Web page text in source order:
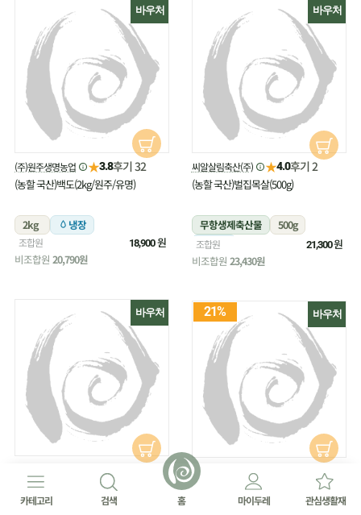
바우처
(주)원주생명농업 ★3.8후기 32
(농할 국산)백도(2kg/원주/유명)
2kg 냉장
조합원 18,900원
비조합원 20,790원
바우처
씨알살림축산(주) ★4.0후기 2
(농할 국산)벌집목살(500g)
무항생제축산물
500g
냉장
조합원 21,300원
비조합원 23,430원
바우처
(농할 국산)벌집삼겹살(500g)
바우처
21%
(주)원주생명농업
(농할 국산)부추(180g/무농약)
카테고리 검색 홈 마이두레 관심생활재